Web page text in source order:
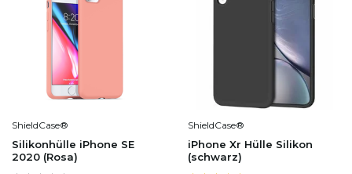
ShieldCase®
Silikonhülle iPhone SE
2020 (Rosa)
ShieldCase®
iPhone Xr Hülle Silikon
(schwarz)